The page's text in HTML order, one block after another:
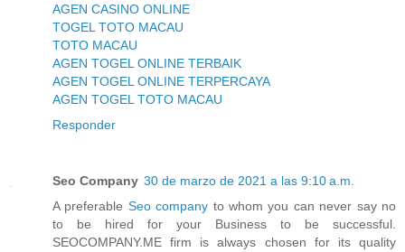
AGEN CASINO ONLINE
TOGEL TOTO MACAU
TOTO MACAU
AGEN TOGEL ONLINE TERBAIK
AGEN TOGEL ONLINE TERPERCAYA
AGEN TOGEL TOTO MACAU
Responder
Seo Company 30 de marzo de 2021 a las 9:10 a.m.
A preferable Seo company to whom you can never say no
to be hired for your Business to be successful.
SEOCOMPANY.ME firm is always chosen for its quality